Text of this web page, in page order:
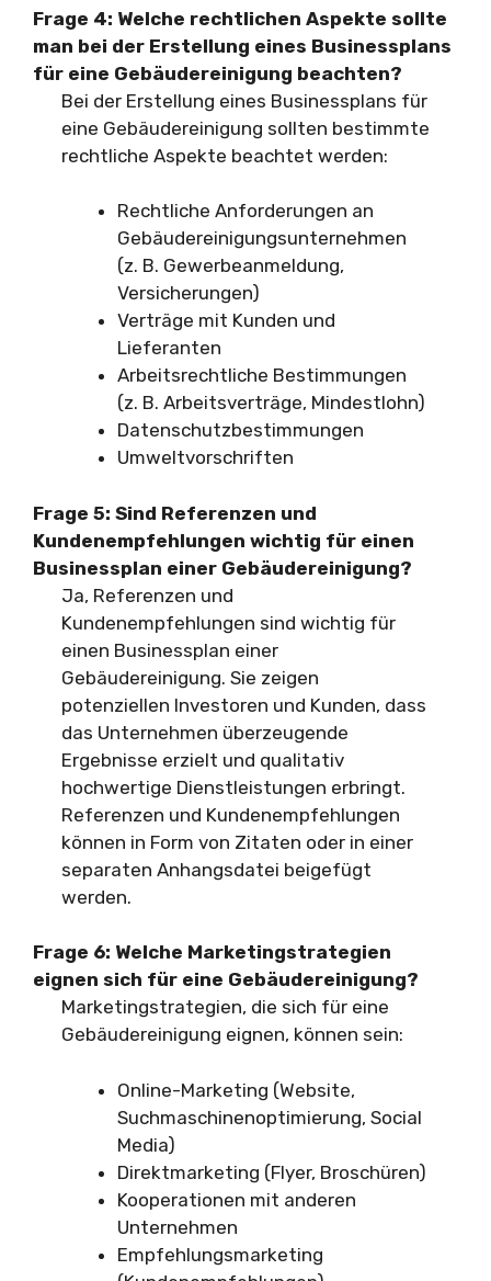
Frage 4: Welche rechtlichen Aspekte sollte
man bei der Erstellung eines Businessplans
für eine Gebäudereinigung beachten?
Bei der Erstellung eines Businessplans für
eine Gebäudereinigung sollten bestimmte
rechtliche Aspekte beachtet werden:
Rechtliche Anforderungen an
Gebäudereinigungsunternehmen
(z. B. Gewerbeanmeldung,
Versicherungen)
Verträge mit Kunden und
Lieferanten
Arbeitsrechtliche Bestimmungen
(z. B. Arbeitsverträge, Mindestlohn)
Datenschutzbestimmungen
Umweltvorschriften
Frage 5: Sind Referenzen und
Kundenempfehlungen wichtig für einen
Businessplan einer Gebäudereinigung?
Ja, Referenzen und
Kundenempfehlungen sind wichtig für
einen Businessplan einer
Gebäudereinigung. Sie zeigen
potenziellen Investoren und Kunden, dass
das Unternehmen überzeugende
Ergebnisse erzielt und qualitativ
hochwertige Dienstleistungen erbringt.
Referenzen und Kundenempfehlungen
können in Form von Zitaten oder in einer
separaten Anhangsdatei beigefügt
werden.
Frage 6: Welche Marketingstrategien
eignen sich für eine Gebäudereinigung?
Marketingstrategien, die sich für eine
Gebäudereinigung eignen, können sein:
Online-Marketing (Website,
Suchmaschinenoptimierung, Social
Media)
Direktmarketing (Flyer, Broschüren)
Kooperationen mit anderen
Unternehmen
Empfehlungsmarketing